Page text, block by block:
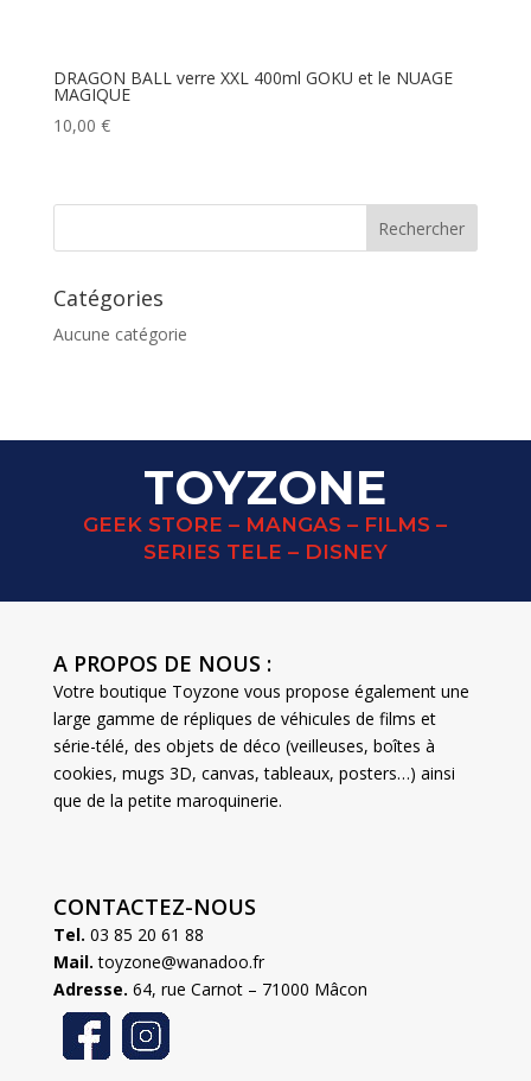
DRAGON BALL verre XXL 400ml GOKU et le NUAGE
MAGIQUE
10,00 €
Catégories
Aucune catégorie
TOYZONE
GEEK STORE – MANGAS – FILMS –
SERIES TELE – DISNEY
A PROPOS DE NOUS :
Votre boutique Toyzone vous propose également une
large gamme de répliques de véhicules de films et
série-télé, des objets de déco (veilleuses, boîtes à
cookies, mugs 3D, canvas, tableaux, posters…) ainsi
que de la petite maroquinerie.
CONTACTEZ-NOUS
Tel. 03 85 20 61 88
Mail. toyzone@wanadoo.fr
Adresse. 64, rue Carnot – 71000 Mâcon